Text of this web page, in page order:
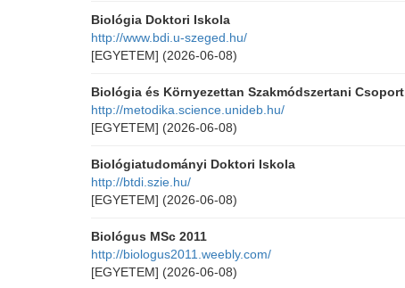
Biológia Doktori Iskola
http://www.bdi.u-szeged.hu/
[EGYETEM] (2026-06-08)
Biológia és Környezettan Szakmódszertani Csoport
http://metodika.science.unideb.hu/
[EGYETEM] (2026-06-08)
Biológiatudományi Doktori Iskola
http://btdi.szie.hu/
[EGYETEM] (2026-06-08)
Biológus MSc 2011
http://biologus2011.weebly.com/
[EGYETEM] (2026-06-08)